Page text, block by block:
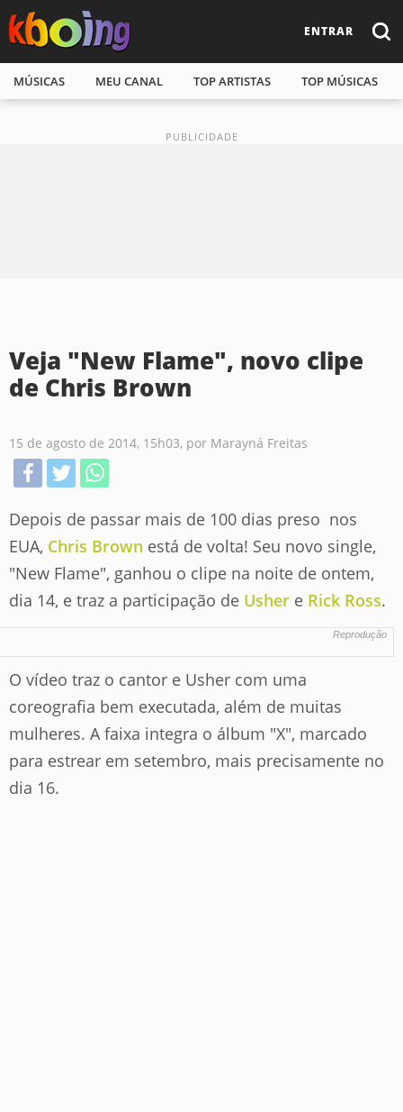
ENTRAR
MÚSICAS MEU CANAL TOP ARTISTAS TOP MÚSICAS
Veja "New Flame", novo clipe
de Chris Brown
15 de agosto de 2014, 15h03, por Marayná Freitas
Depois de passar mais de 100 dias preso nos
EUA, Chris Brown está de volta! Seu novo single,
"New Flame", ganhou o clipe na noite de ontem,
dia 14, e traz a participação de Usher e Rick Ross.
Reprodução
O vídeo traz o cantor e Usher com uma
coreografia bem executada, além de muitas
mulheres. A faixa integra o álbum "X", marcado
para estrear em setembro, mais precisamente no
dia 16.